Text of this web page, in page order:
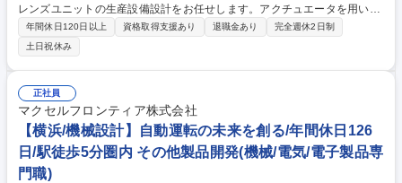
レンズユニットの生産設備設計をお任せします。アクチュエータを用いた
自動機の設計から、量産工程の構築、さらには海外工場の立ち上げ支援ま
で、生産技術の幅広いフェーズに携わります ■アクチュエータ（エアシリ
ンダー・モータ等）を用いた卓上自動機の機械設計 ■精密製品の組立治工
具の設計・開発 ■車載製品の量産における工程設計、および国内・海外工
場の立ち上げ支援 ■工程分析・統計処理、生産設備および工程の技術検証
※年1～2回程度の海外出張（1週間～3ヶ月）があり、将来的には海外工
場への赴任のチャンスもある、ダイナミックな環境です。 募集職種 【宮
城/生産技術（機械）】車載用カメラレンズユニット/年間休日126日
年間休日120日以上 資格取得支援あり 退職金あり
完全週休2日制
土日祝休み
正社員
マクセルフロンティア株式会社
【横浜/機械設計】自動運転の未来を創る/年間休日126
日/駅徒歩5分圏内 その他製品開発(機械/電気/電子製品専
門職)